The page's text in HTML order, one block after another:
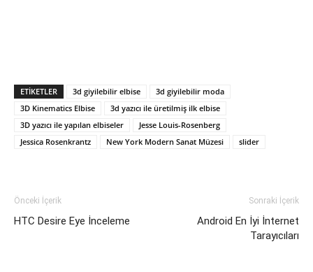
ETIKETLER 3d giyilebilir elbise
3d giyilebilir moda
3D Kinematics Elbise
3d yazıcı ile üretilmiş ilk elbise
3D yazıcı ile yapılan elbiseler
Jesse Louis-Rosenberg
Jessica Rosenkrantz
New York Modern Sanat Müzesi slider
Önceki İçerik
HTC Desire Eye İnceleme
Sonraki İçerik
Android En İyi İnternet
Tarayıcıları